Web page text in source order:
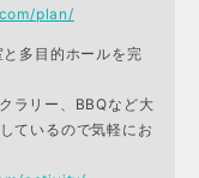
plan/
多目的ホールを完
ラリー、BBQなど大
ているので気軽にお